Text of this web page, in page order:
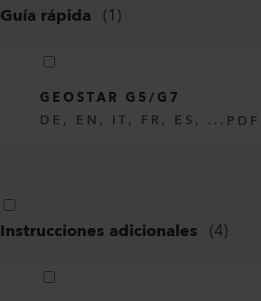
Guía rápida (1)
GEOSTAR G5/G7
DE, EN, IT, FR, ES, ... PDF
Instrucciones adicionales (4)